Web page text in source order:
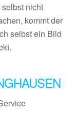
nicht
kommt der
selbst ein Bild